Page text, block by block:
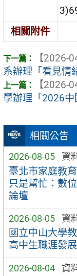
相關公告
2026-08-05 資
臺北市家庭教
只是幫忙：數
論壇
2026-08-05 資
國立中山大學
高中生職涯發
2026-08-04 資
相關附件
【2026-
系辦理「看見情
【2026-
學辦理「2026